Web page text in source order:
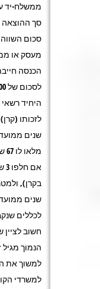
סך ההוצאה
הכנסה
לסכום של 218,000 ₪).
היחיד
שנים
שנים
לכללים
חשוב לציין
הנמוך מגיל
למשוך את
למשרדי